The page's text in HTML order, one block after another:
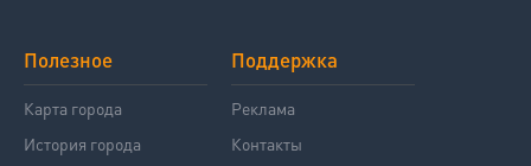
Полезное
Карта города
История города
Поддержка
Реклама
Контакты